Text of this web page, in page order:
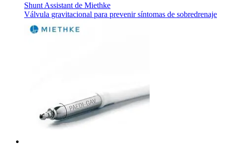
Shunt Assistant de Miethke
Válvula gravitacional para prevenir síntomas de sobredrenaje